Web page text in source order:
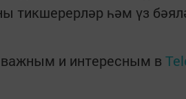
тикшерерләр һәм үз
и интересным в